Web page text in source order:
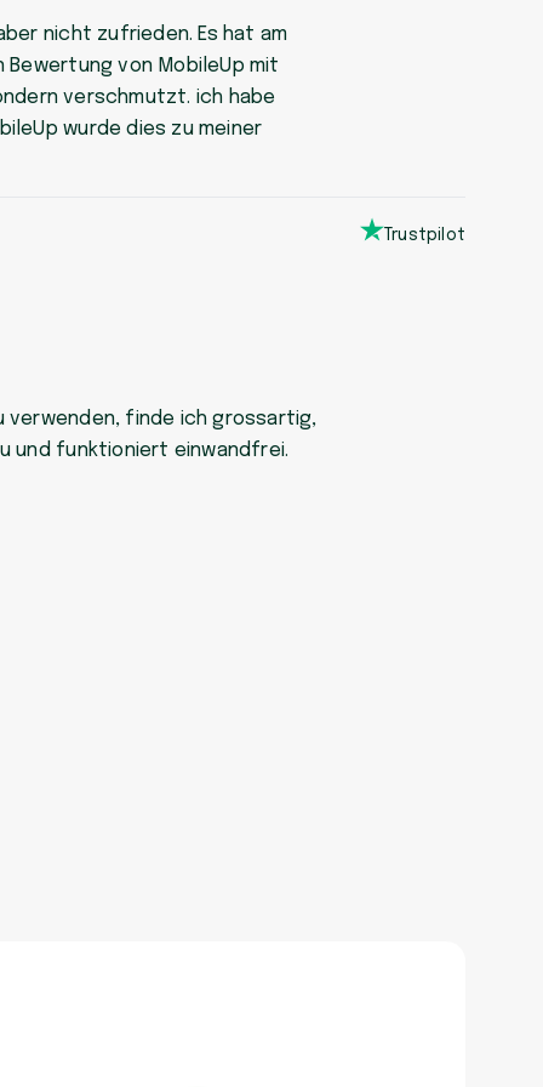
nicht zufrieden. Es hat am
Bewertung von MobileUp mit
verschmutzt. ich habe
wurde dies zu meiner
verwenden, finde ich grossartig,
und funktioniert einwandfrei.
Trustpilot